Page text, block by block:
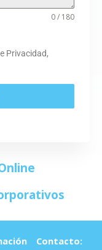
0 / 180
Privacidad,
Contacto: